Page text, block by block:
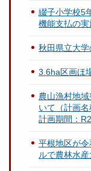
綴子小学校5
機能支払の実
秋田県立大学
3.6ha区画ほ
農山漁村地
いて（計画
計画期間：R2
平根地区が
ルで農林水